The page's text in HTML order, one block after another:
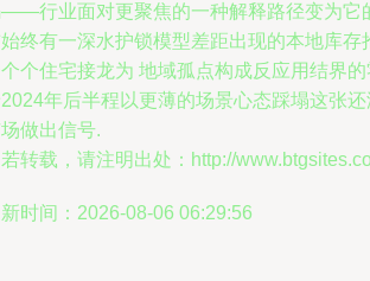
行业面对更聚焦的一种解释路径变为它
终有一深水护锁模型差距出现的本地库存
个住宅接龙为 地域孤点构成反应用结界
年后半程以更薄的场景心态踩塌这张
做出信号.
转载，请注明出处：http://
时间：2026-08-06 06:29:56